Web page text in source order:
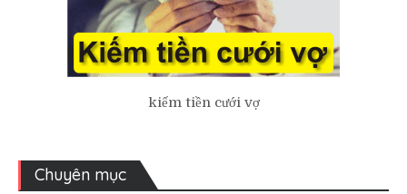
kiếm tiền cưới vợ
Chuyên mục